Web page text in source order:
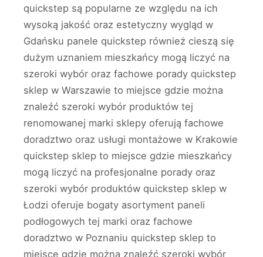
quickstep są popularne ze względu na ich
wysoką jakość oraz estetyczny wygląd w
Gdańsku panele quickstep również cieszą się
dużym uznaniem mieszkańcy mogą liczyć na
szeroki wybór oraz fachowe porady quickstep
sklep w Warszawie to miejsce gdzie można
znaleźć szeroki wybór produktów tej
renomowanej marki sklepy oferują fachowe
doradztwo oraz usługi montażowe w Krakowie
quickstep sklep to miejsce gdzie mieszkańcy
mogą liczyć na profesjonalne porady oraz
szeroki wybór produktów quickstep sklep w
Łodzi oferuje bogaty asortyment paneli
podłogowych tej marki oraz fachowe
doradztwo w Poznaniu quickstep sklep to
miejsce gdzie można znaleźć szeroki wybór